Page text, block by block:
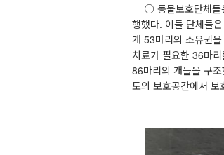
○ 동물보호단체
행했다. 이들 단체들
개53마리의 소유귄
치료가 필요한36마
86마리의 개들을 구
도의 보호공간에서